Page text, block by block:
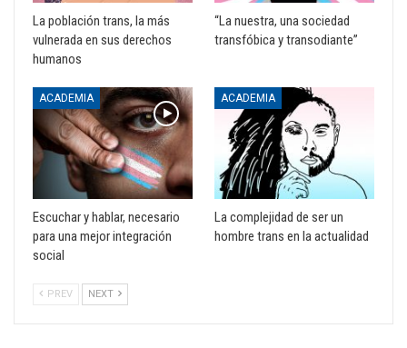
La población trans, la más
vulnerada en sus derechos
humanos
“La nuestra, una sociedad
transfóbica y transodiante”
ACADEMIA
Escuchar y hablar, necesario
para una mejor integración
social
ACADEMIA
La complejidad de ser un
hombre trans en la actualidad
PREV NEXT